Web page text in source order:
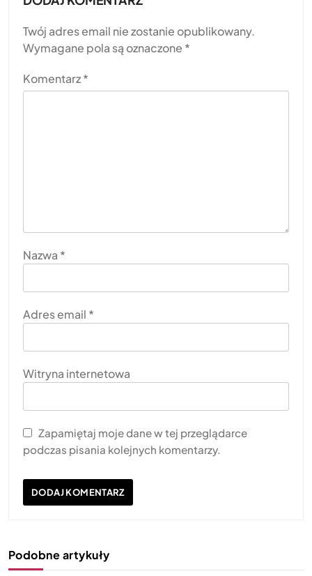
Twój adres email nie zostanie opublikowany.
Wymagane pola są oznaczone *
Komentarz*
Nazwa *
Adres email *
Witryna internetowa
Zapamiętaj moje dane w tej przeglądarce
podczas pisania kolejnych komentarzy.
Podobne artykuły